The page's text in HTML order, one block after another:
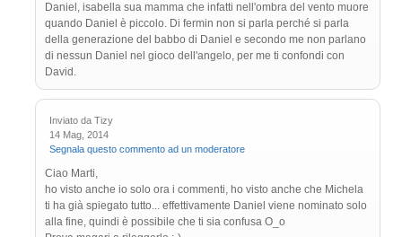
Daniel, isabella sua mamma che infatti nell'ombra del vento muore
quando Daniel è piccolo. Di fermin non si parla perché si parla
della generazione del babbo di Daniel e secondo me non parlano
di nessun Daniel nel gioco dell'angelo, per me ti confondi con
David.
Inviato da Tizy
14 Mag, 2014
Segnala questo commento ad un moderatore
Ciao Marti,
ho visto anche io solo ora i commenti, ho visto anche che Michela
ti ha già spiegato tutto... effettivamente Daniel viene nominato solo
alla fine, quindi è possibile che ti sia confusa O_o